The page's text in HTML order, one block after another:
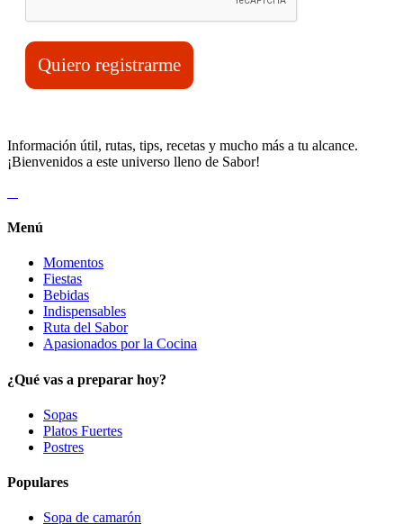
Quiero registrarme
Información útil, rutas, tips, recetas y mucho más a tu alcance.
¡Bienvenidos a este universo lleno de Sabor!
Menú
Momentos
Fiestas
Bebidas
Indispensables
Ruta del Sabor
Apasionados por la Cocina
¿Qué vas a preparar hoy?
Sopas
Platos Fuertes
Postres
Populares
Sopa de camarón